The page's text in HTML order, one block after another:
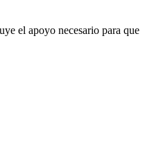
el apoyo necesario para que